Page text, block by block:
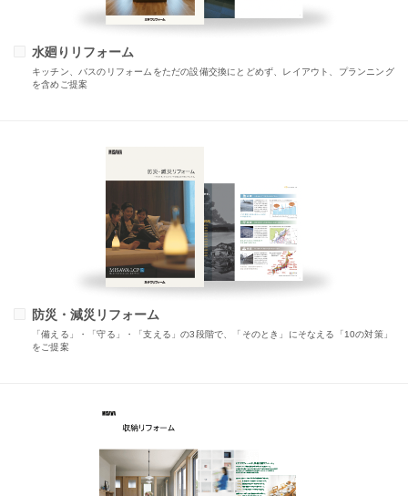
水廻りリフォーム
キッチン、バスのリフォームをただの設備交換にとどめず、レイアウト、プランニング
を含めご提案
防災・減災リフォーム
「備える」・「守る」・「支える」の3段階で、「そのとき」にそなえる「10の対策」
をご提案